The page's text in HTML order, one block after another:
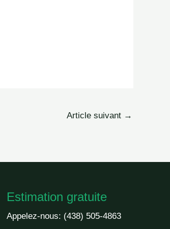
Article suivant →
Estimation gratuite
Appelez-nous: (438) 505-4863